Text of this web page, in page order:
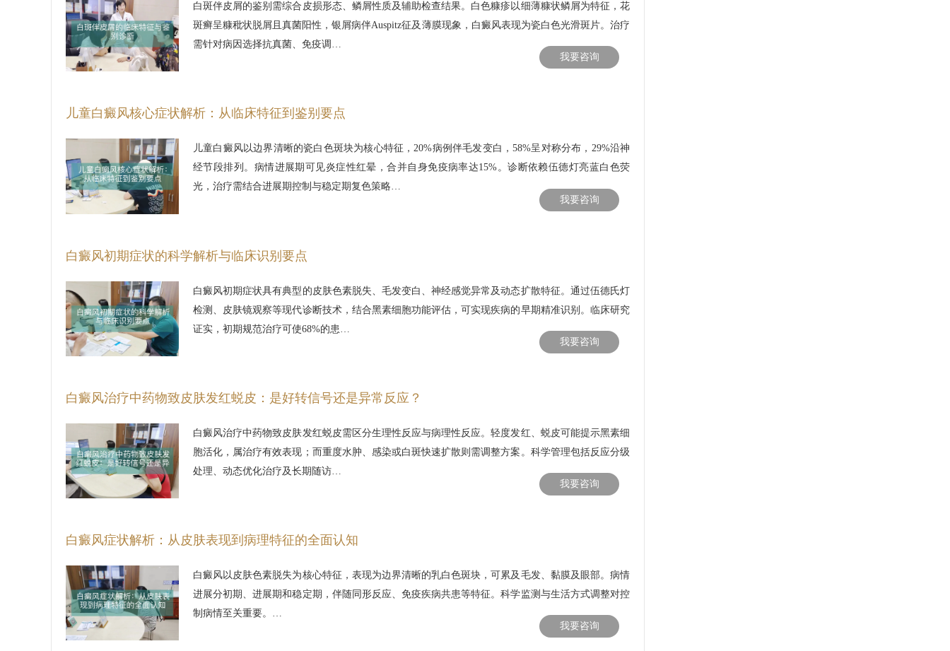
白斑伴皮屑的鉴别需综合皮损形态、鳞屑性质及辅助检查结果。白色糠疹以细薄糠状鳞屑为特征，花
斑癣呈糠秕状脱屑且真菌阳性，银屑病伴Auspitz征及薄膜现象，白癜风表现为瓷白色光滑斑片。治疗
需针对病因选择抗真菌、免疫调…
我要咨询
儿童白癜风核心症状解析：从临床特征到鉴别要点
儿童白癜风以边界清晰的瓷白色斑块为核心特征，20%病例伴毛发变白，58%呈对称分布，29%沿神
经节段排列。病情进展期可见炎症性红晕，合并自身免疫病率达15%。诊断依赖伍德灯亮蓝白色荧
光，治疗需结合进展期控制与稳定期复色策略…
我要咨询
白癜风初期症状的科学解析与临床识别要点
白癜风初期症状具有典型的皮肤色素脱失、毛发变白、神经感觉异常及动态扩散特征。通过伍德氏灯
检测、皮肤镜观察等现代诊断技术，结合黑素细胞功能评估，可实现疾病的早期精准识别。临床研究
证实，初期规范治疗可使68%的患…
我要咨询
白癜风治疗中药物致皮肤发红蜕皮：是好转信号还是异常反应？
白癜风治疗中药物致皮肤发红蜕皮需区分生理性反应与病理性反应。轻度发红、蜕皮可能提示黑素细
胞活化，属治疗有效表现；而重度水肿、感染或白斑快速扩散则需调整方案。科学管理包括反应分级
处理、动态优化治疗及长期随访…
我要咨询
白癜风症状解析：从皮肤表现到病理特征的全面认知
白癜风以皮肤色素脱失为核心特征，表现为边界清晰的乳白色斑块，可累及毛发、黏膜及眼部。病情
进展分初期、进展期和稳定期，伴随同形反应、免疫疾病共患等特征。科学监测与生活方式调整对控
制病情至关重要。…
我要咨询